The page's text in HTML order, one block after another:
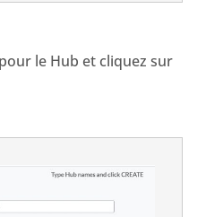
le Hub et cliquez sur